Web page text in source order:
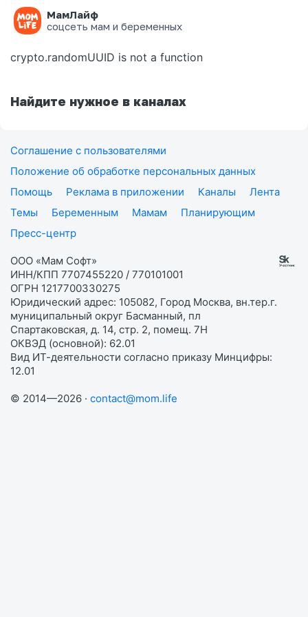
МамЛайф
соцсеть мам и беременных
Ошибка на странице
crypto.randomUUID is not a function
Найдите нужное в каналах
Соглашение с пользователями
Положение об обработке персональных данных
Помощь
Реклама в приложении Каналы
Лента
Темы
Беременным Мамам
Планирующим
Пресс-центр
ООО «Мам Софт»
ИНН/КПП 7707455220 / 770101001
ОГРН 1217700330275
Юридический адрес: 105082, Город Москва, вн.тер.г.
муниципальный округ Басманный, пл
Спартаковская, д. 14, стр. 2, помещ. 7Н
ОКВЭД (основной): 62.01
Вид ИТ-деятельности согласно приказу Минцифры:
12.01
© 2014—2026 · contact@mom.life